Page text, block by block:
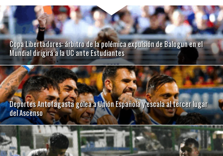
Copa Libertadores: árbitro de la polémica expulsión de Balogun en el
Mundial dirigirá a la UC ante Estudiantes
Deportes Antofagasta golea a Unión Española y escala al tercer lugar
del Ascenso